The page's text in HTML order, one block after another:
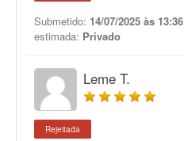
Submetido: 14/07/2025 às 13:36
estimada: Privado
Leme T.
Rejeitada